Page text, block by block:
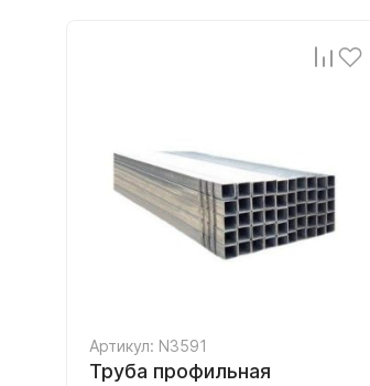
Артикул: N3591
Труба профильная